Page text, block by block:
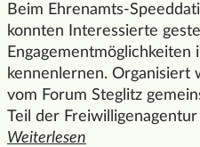
Beim Ehrenamts-
konnten Interessierte
kennenlernen. Organisiert
vom Forum Steglitz
Teil der
Weiterlesen
den ganzen Artikel